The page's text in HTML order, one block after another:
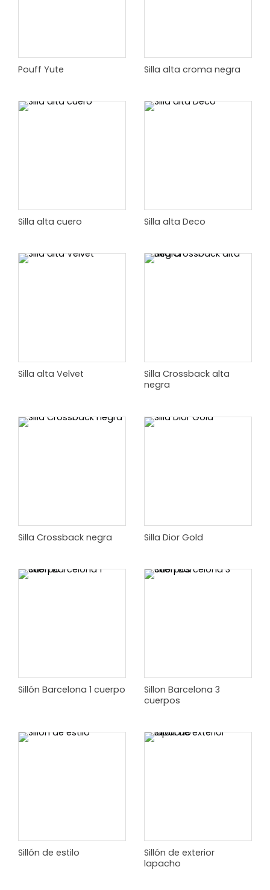
Pouff Yute Silla alta croma negra
Silla alta cuero Silla alta Deco
Silla alta Velvet
Silla Crossback alta
negra
Silla Crossback negra Silla Dior Gold
Sillón Barcelona 1 cuerpo
Sillon Barcelona 3
cuerpos
Sillón de estilo
Sillón de exterior
lapacho